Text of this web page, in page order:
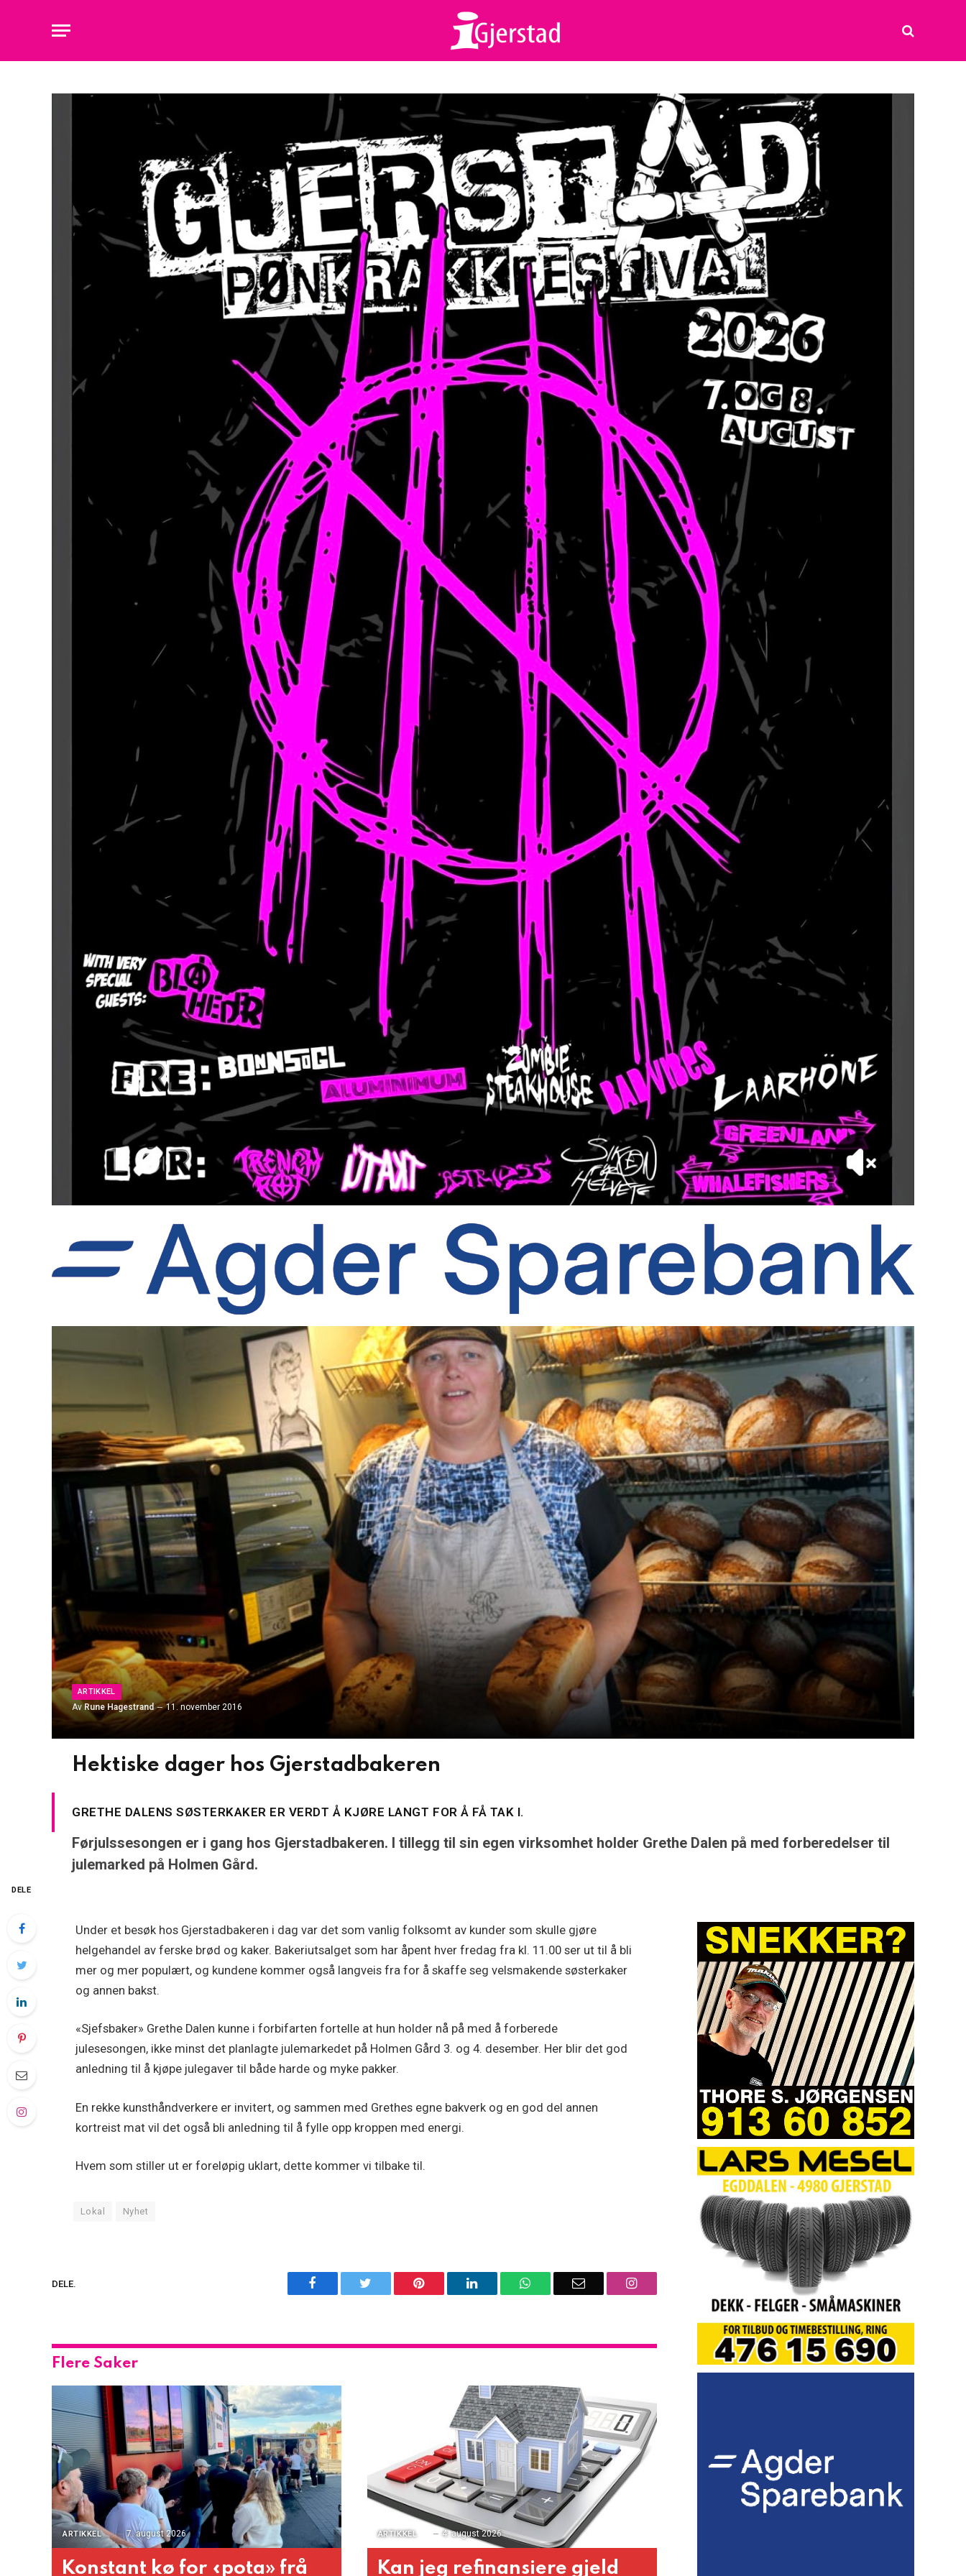
ARTIKKEL
Av Rune Hagestrand 11. november 2016
Hektiske dager hos Gjerstadbakeren
GRETHE DALENS SØSTERKAKER ER VERDT Å KJØRE LANGT FOR Å FÅ TAK I.
Førjulssesongen er i gang hos Gjerstadbakeren. I tillegg til sin egen virksomhet holder Grethe Dalen på med forberedelser til
julemarked på Holmen Gård.
DELE
Under et besøk hos Gjerstadbakeren i dag var det som vanlig folksomt av kunder som skulle gjøre
helgehandel av ferske brød og kaker. Bakeriutsalget som har åpent hver fredag fra kl. 11.00 ser ut til å bli
mer og mer populært, og kundene kommer også langveis fra for å skaffe seg velsmakende søsterkaker
og annen bakst.
«Sjefsbaker» Grethe Dalen kunne i forbifarten fortelle at hun holder nå på med å forberede
julesesongen, ikke minst det planlagte julemarkedet på Holmen Gård 3. og 4. desember. Her blir det god
anledning til å kjøpe julegaver til både harde og myke pakker.
En rekke kunsthåndverkere er invitert, og sammen med Grethes egne bakverk og en god del annen
kortreist mat vil det også bli anledning til å fylle opp kroppen med energi.
Hvem som stiller ut er foreløpig uklart, dette kommer vi tilbake til.
Lokal Nyhet
DELE. Facebook Pinterest LinkedIn WhatsAppEmail Instagram
Flere Saker
ARTIKKEL 7. august 2026
Konstant kø for «pota» frå
ARTIKKEL 4. august 2026
Kan jeg refinansiere gjeld